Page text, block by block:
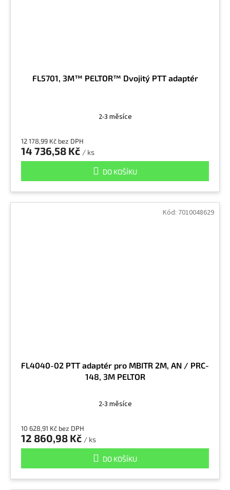
FL5701, 3M™ PELTOR™ Dvojitý PTT adaptér
2-3 měsíce
12 178,99 Kč bez DPH
14 736,58 Kč / ks
DO KOŠÍKU
FL4040-02 PTT adaptér pro MBITR 2M, AN / PRC-
148, 3M PELTOR
2-3 měsíce
10 628,91 Kč bez DPH
12 860,98 Kč / ks
DO KOŠÍKU
Kód: 7010048629